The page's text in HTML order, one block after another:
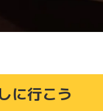
に行こう